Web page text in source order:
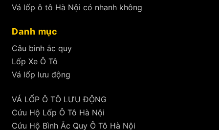
Vá lốp ô tô Hà Nội có nhanh không
Danh mục
Câu bình ắc quy
Lốp Xe Ô Tô
Vá lốp lưu động
VÁ LỐP Ô TÔ LƯU ĐỘNG
Cứu Hộ Lốp Ô Tô Hà Nội
Cứu Hộ Bình Ắc Quy Ô Tô Hà Nội